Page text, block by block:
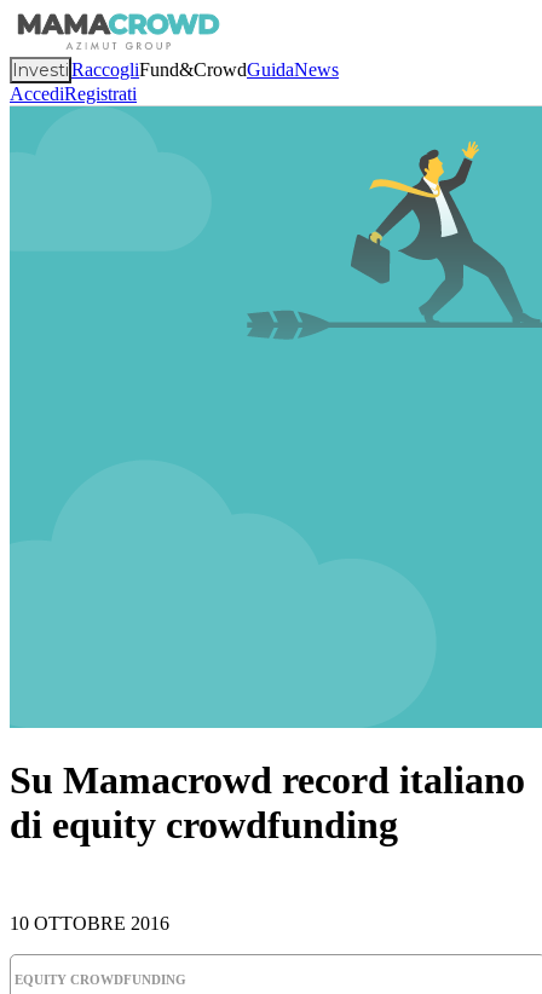
InvestiRaccogliFund&CrowdGuidaNews
AccediRegistrati
Su Mamacrowd record italiano
di equity crowdfunding
10 OTTOBRE 2016
EQUITY CROWDFUNDING